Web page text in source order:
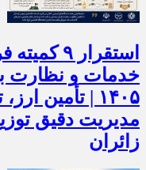
استقرار
خدمات و نظارت بر
۱۴۰۵ | تأمین
مدیریت دقیق
زائران